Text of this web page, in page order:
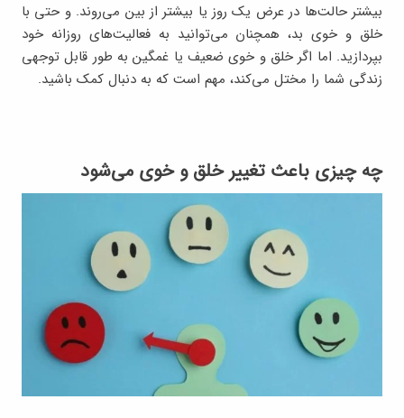
بیشتر حالت‌ها در عرض یک روز یا بیشتر از بین می‌روند. و حتی با
خلق و خوی بد، همچنان می‌توانید به فعالیت‌های روزانه خود
بپردازید. اما اگر خلق و خوی ضعیف یا غمگین به طور قابل توجهی
زندگی شما را مختل می‌کند، مهم است که به دنبال کمک باشید.
چه چیزی باعث تغییر خلق و خوی می‌شود